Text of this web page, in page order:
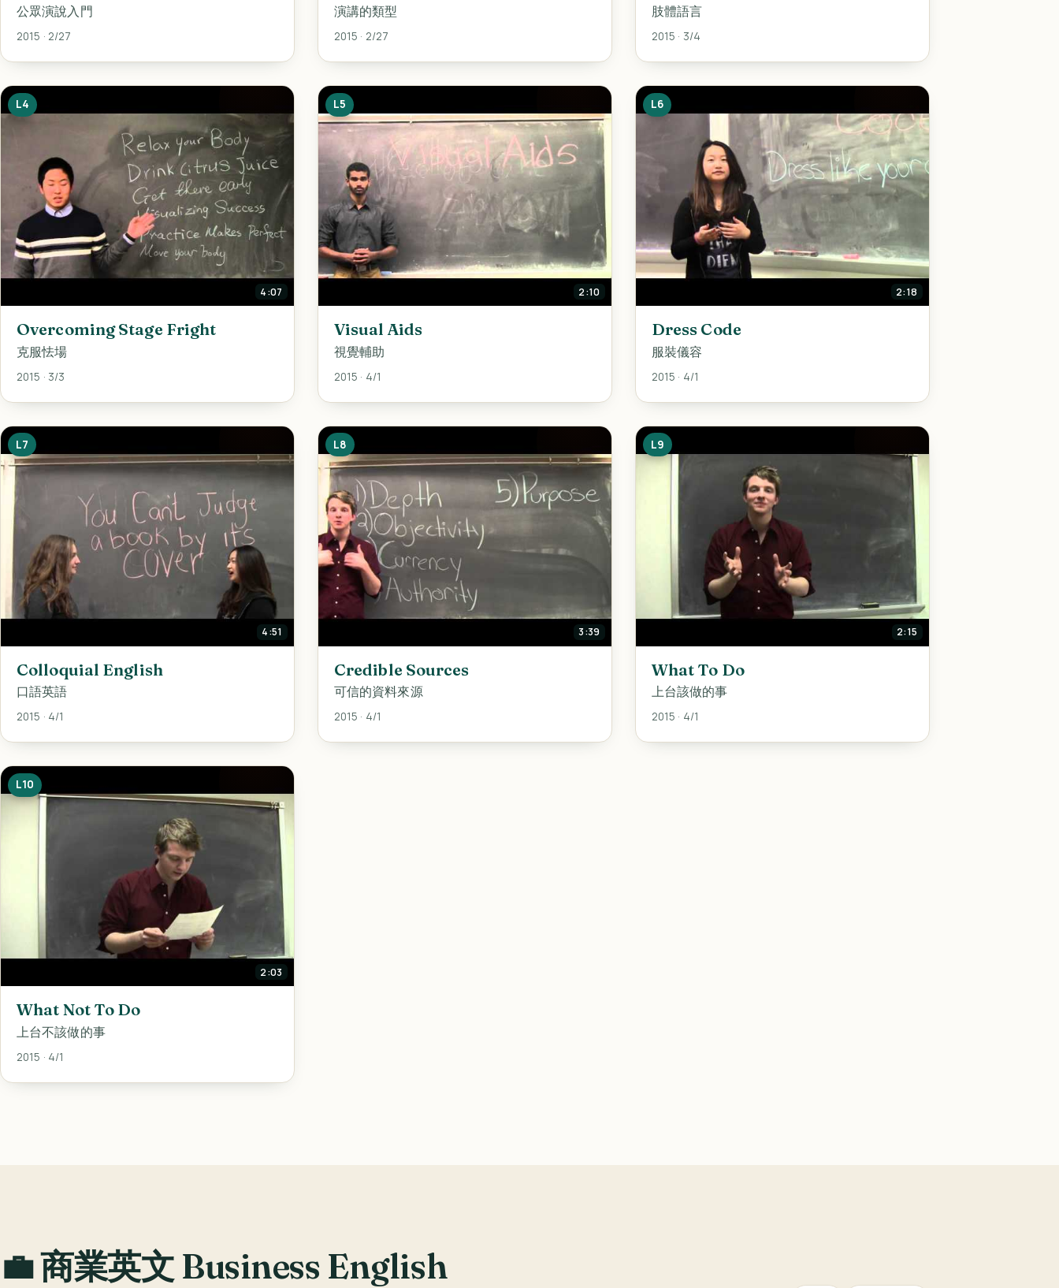
公眾演說入門
2015 · 2/27
演講的類型
2015 · 2/27
肢體語言
2015 · 3/4
4:07
L4
Overcoming Stage Fright
克服怯場
2015 · 3/3
2:10
L5
Visual Aids
視覺輔助
2015 · 4/1
2:18
L6
Dress Code
服裝儀容
2015 · 4/1
4:51
L7
Colloquial English
口語英語
2015 · 4/1
3:39
L8
Credible Sources
可信的資料來源
2015 · 4/1
2:15
L9
What To Do
上台該做的事
2015 · 4/1
2:03
L10
What Not To Do
上台不該做的事
2015 · 4/1
💼商業英文 Business English